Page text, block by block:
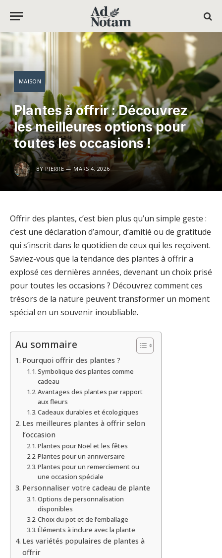
MAISON
Plantes à offrir : Découvrez
les meilleures options pour
toutes les occasions !
BY PIERRE MARS 4, 2026
Offrir des plantes, c’est bien plus qu’un simple geste :
c’est une déclaration d’amour, d’amitié ou de gratitude
qui s’inscrit dans le quotidien de ceux qui les reçoivent.
Saviez-vous que la tendance des plantes à offrir a
explosé ces dernières années, devenant un choix prisé
pour toutes les occasions ? Découvrez comment ces
trésors de la nature peuvent transformer un moment
spécial en un souvenir inoubliable.
Au sommaire
Pourquoi offrir des plantes ?
Symbolique des plantes comme
cadeau
Avantages des plantes par rapport
aux fleurs
Cadeaux durables et écologiques
Les meilleures plantes à offrir selon
l’occasion
Plantes pour Noël et les fêtes
Plantes pour un anniversaire
Plantes pour un remerciement ou
une occasion spéciale
Personnaliser votre cadeau de plante
Options de personnalisation
disponibles
Choix du pot et de l’emballage
Éléments à inclure avec la plante
Les variétés populaires de plantes à
offrir